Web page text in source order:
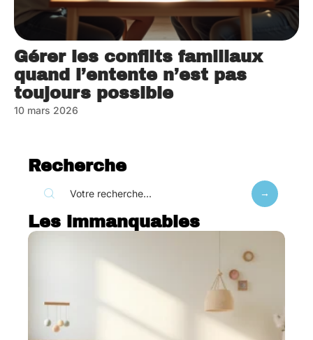
Gérer les conflits familiaux
quand l’entente n’est pas
toujours possible
10 mars 2026
Recherche
Les immanquables